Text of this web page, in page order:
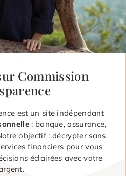
Commission
est un site indépendant
: banque, assurance,
objectif : décrypter sans
financiers pour vous
éclairées avec votre